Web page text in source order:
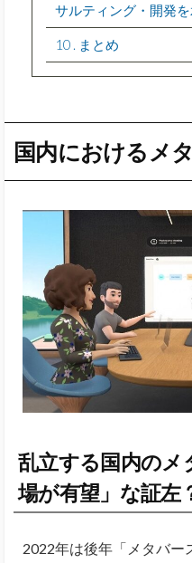
サルティング・開発を
10 まとめ
国内におけるメ
乱立する国内のメ
場が有望」な証左
2022年は後年「メタバー